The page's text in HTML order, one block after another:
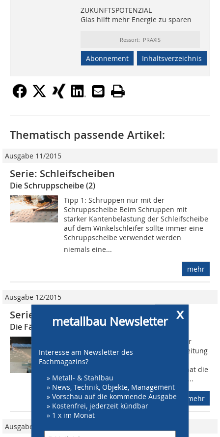
ZUKUNFTSPOTENZIAL
Glas hilft mehr Energie zu sparen
Ressort: PRAXIS
Abonnement Inhaltsverzeichnis
x
metallbau Newsletter
Interesse am Newsletter des
Fachmagazins?
» Metall- & Stahlbau
» News, Technik, Objekte, Management
» Vorschau auf die kommende Ausgabe
» Kostenfrei, jederzeit kündbar
» 1 x im Monat
Thematisch passende Artikel:
Ausgabe 11/2015
Serie: Schleifscheiben
Die Schruppscheibe (2)
Tipp 1: Schruppen nur mit der
Schruppscheibe Beim Schruppen mit
starker Kantenbelastung der Schleifscheibe
auf dem Winkelschleifer sollte immer eine
Schruppscheibe verwendet werden 
niemals eine...
mehr
Ausgabe 12/2015
Serie: Schleifscheiben
Die Fächerscheibe (3)
Die Fächerscheibe wird sehr gerne zur
Oberflächen- und Schweißnahtbearbeitung
eingesetzt. Ein Grund hierfür ist ihre
Ergonomie. Wie die Schruppscheibe hat die
Fächerscheibe eine dreidimensionale...
mehr
Ausgabe 10/2015